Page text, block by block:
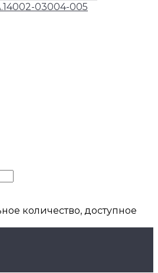
03004-005
количество, доступное